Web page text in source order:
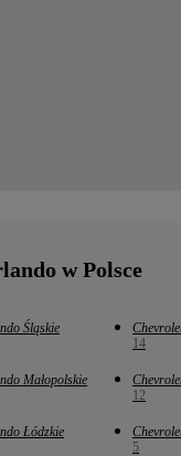
w Polsce
Śląskie
14
Małopolskie
12
Łódzkie
5